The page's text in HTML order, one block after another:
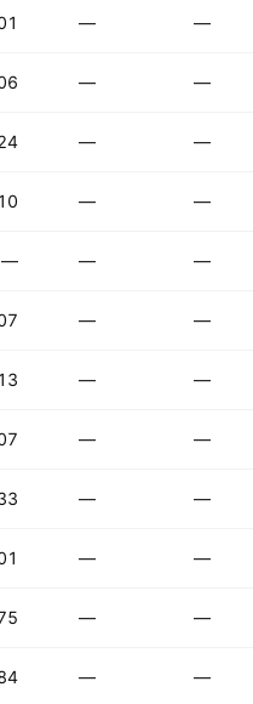
— —
— —
— —
— —
— — —
— —
— —
— —
— —
— —
— —
— —